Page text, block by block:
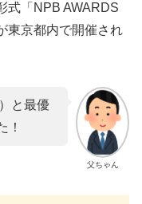
式「NPB AWARDS
東京都内で開催され
父ちゃん
と最優
！